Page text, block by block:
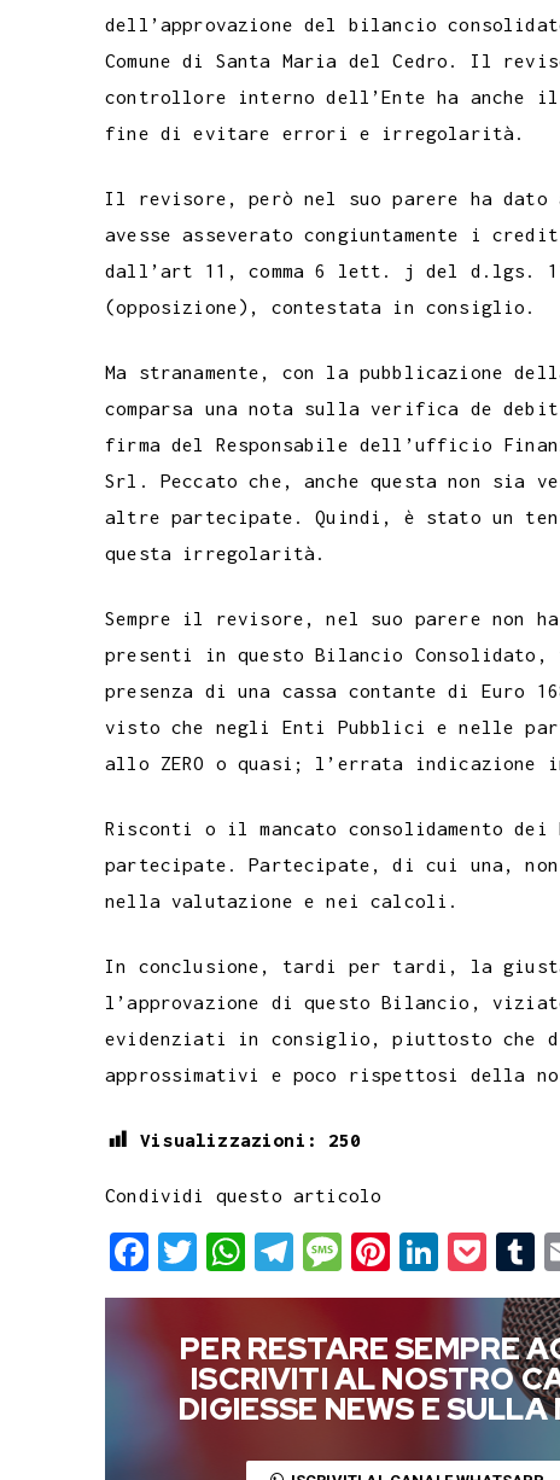
dell’approvazione del bilancio
Comune di Santa Maria del Cedro. Il
controllore interno dell’Ente ha
fine di evitare errori e irregolarità.
Il revisore, però nel suo parere ha dato
avesse asseverato congiuntamente i
dall’art 11, comma 6 lett. j del d.lgs.
(opposizione), contestata in consiglio.
Ma stranamente, con la pubblicazione
comparsa una nota sulla verifica de
firma del Responsabile dell’ufficio
Srl. Peccato che, anche questa non sia
altre partecipate. Quindi, è stato un
questa irregolarità.
Sempre il revisore, nel suo parere non
presenti in questo Bilancio
presenza di una cassa contante di Euro
visto che negli Enti Pubblici e nelle
allo ZERO o quasi; l’errata indicazione
Risconti o il mancato consolidamento
partecipate. Partecipate, di cui una,
nella valutazione e nei calcoli.
In conclusione, tardi per tardi, la
l’approvazione di questo Bilancio,
evidenziati in consiglio, piuttosto che
approssimativi e poco rispettosi della
Visualizzazioni: 250
Condividi questo articolo
F
a
e
b
T
w
i
t
t
W
h
a
t
s
T
e
l
e
g
M
e
s
s
a
P
i
n
t
e
L
i
n
k
e
o
c
k
e
T
u
m
b
l
PER RESTARE SEMPRE
ISCRIVITI AL NOSTRO
DIGIESSE NEWS E